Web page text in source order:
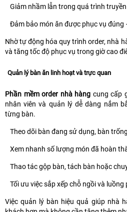
Giảm nhầm lẫn trong quá trình
Đảm bảo món ăn được phục vụ đúng
Nhờ tự động hóa quy trình order, nhà
và tăng tốc độ phục vụ trong giờ cao
Quản lý bàn ăn linh hoạt và trực quan
Phần mềm order nhà hàng cung cấp
nhân viên và quản lý dễ dàng nắm
từng bàn.
Theo dõi bàn đang sử dụng, bàn
Xem nhanh số lượng món đã hoàn
Thao tác gộp bàn, tách bàn hoặc
Tối ưu việc sắp xếp chỗ ngồi và luồng
Việc quản lý bàn hiệu quả giúp nhà